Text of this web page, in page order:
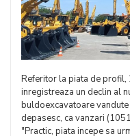
Referitor la piata de
inregistreaza un declin al
buldoexcavatoare
depasesc, ca vanzari
"Practic, piata incepe sa